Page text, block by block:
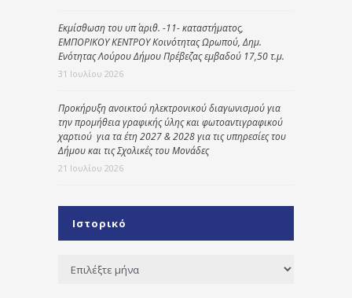
Εκμίσθωση του υπ΄ αριθ. -11- καταστήματος,
ΕΜΠΟΡΙΚΟΥ ΚΕΝΤΡΟΥ Κοινότητας Ωρωπού, Δημ.
Ενότητας Λούρου Δήμου Πρέβεζας εμβαδού 17,50 τ.μ.
31 Ιουλίου 2026
Προκήρυξη ανοικτού ηλεκτρονικού διαγωνισμού για
την προμήθεια γραφικής ύλης και φωτοαντιγραφικού
χαρτιού για τα έτη 2027 & 2028 για τις υπηρεσίες του
Δήμου και τις Σχολικές του Μονάδες
21 Ιουλίου 2026
Ιστορικό
Ιστορικό